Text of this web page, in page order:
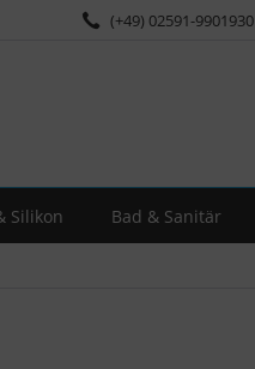
(+49) 02591-9901930
Silikon Bad & Sanitär